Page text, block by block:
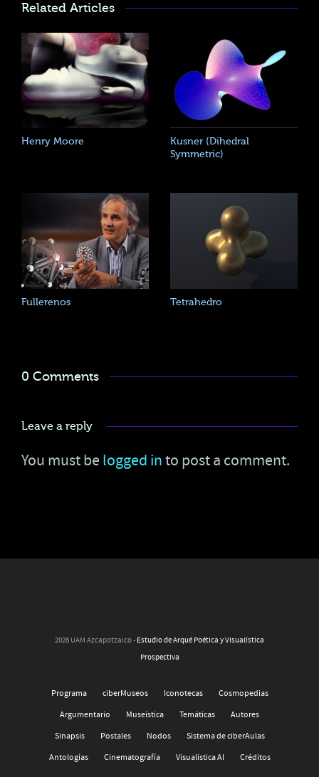
Related Articles
Henry Moore
Kusner (Dihedral
Symmetric)
Fullerenos Tetrahedro
0 Comments
Leave a reply
You must be logged into post a comment.
2026 UAM Azcapotzalco - Estudio de Arqué Poética y Visualística
Prospectiva
Programa ciberMuseos Iconotecas
Cosmopedias
Argumentario
Museística Temáticas
Autores
Sinapsis
Postales Nodos
Sistema de ciberAulas
Antologías
Cinematografía Visualística AI Créditos